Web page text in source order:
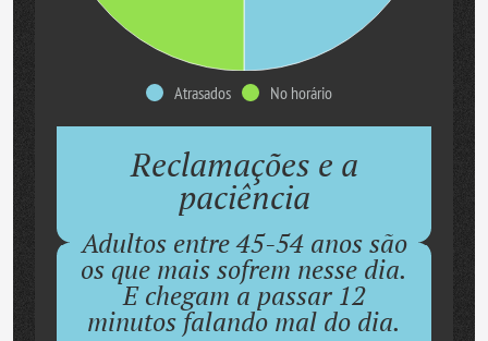
Atrasados No horário
Reclamações e a
paciência
Adultos entre 45-54 anos são
os que mais sofrem nesse dia.
E chegam a passar 12
minutos falando mal do dia.